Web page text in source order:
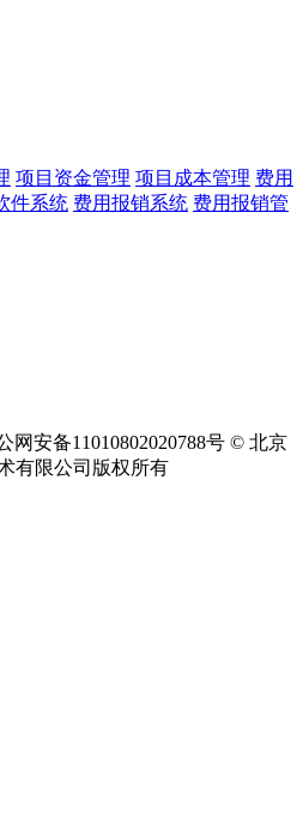
项目资金管理 项目成本管理 费用
件系统 费用报销系统 费用报销管
网安备11010802020788号 © 北京
有限公司版权所有